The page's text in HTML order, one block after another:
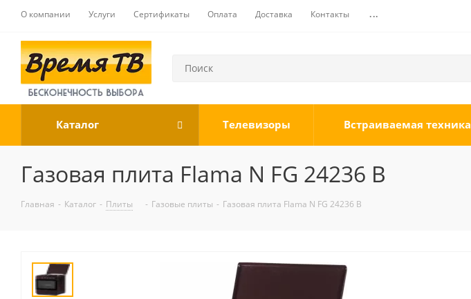
О компании Услуги Сертификаты Оплата Доставка Контакты ...
Каталог Телевизоры Встраиваемая техника
Газовая плита Flama N FG 24236 B
Главная - Каталог - Плиты - Газовые плиты - Газовая плита Flama N FG 24236 B